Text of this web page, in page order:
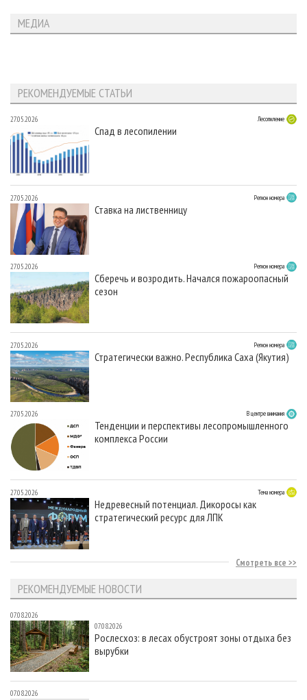
МЕДИА
РЕКОМЕНДУЕМЫЕ СТАТЬИ
27.05.2026 Лесопиление
Спад в лесопилении
27.05.2026 Регион номера
Ставка на лиственницу
27.05.2026 Регион номера
Сберечь и возродить. Начался пожароопасный
сезон
27.05.2026 Регион номера
Стратегически важно. Республика Саха (Якутия)
27.05.2026 В центре внимания
Тенденции и перспективы лесопромышленного
комплекса России
27.05.2026 Тема номера
Недревесный потенциал. Дикоросы как
стратегический ресурс для ЛПК
Смотреть все
РЕКОМЕНДУЕМЫЕ НОВОСТИ
07.08.2026
07.08.2026
Рослесхоз: в лесах обустроят зоны отдыха без
вырубки
07.08.2026